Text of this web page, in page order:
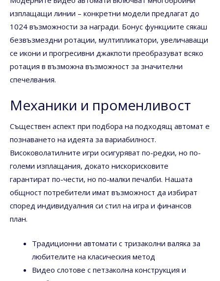
изплащащи линии – конкретни модели предлагат до
1024 възможности за награди. Бонус функциите сякаш
безвъзмездни ротации, мултипликатори, увеличаващи
се икони и прогресивни джакпоти преобразуват всяко
ротация в възможна възможност за значителни
спечелвания.
Механики и променливост
Съществен аспект при подбора на подходящ автомат е
познаването на идеята за вариабилност.
Високоволатилните игри осигуряват по-редки, но по-
големи изплащания, докато нискорисковите
гарантират по-чести, но по-малки печалби. Нашата
общност потребители имат възможност да избират
според индивидуалния си стил на игра и финансов
план.
Традиционни автомати с тризаколни валяка за
любителите на класическия метод
Видео слотове с петзаколна конструкция и